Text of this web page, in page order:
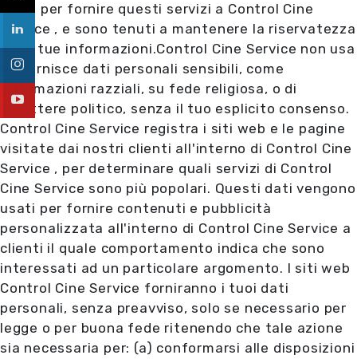
salvo per fornire questi servizi a Control Cine
Service , e sono tenuti a mantenere la riservatezza
delle tue informazioni.Control Cine Service non usa
ne fornisce dati personali sensibili, come
informazioni razziali, su fede religiosa, o di
carattere politico, senza il tuo esplicito consenso.
Control Cine Service registra i siti web e le pagine
visitate dai nostri clienti all'interno di Control Cine
Service , per determinare quali servizi di Control
Cine Service sono più popolari. Questi dati vengono
usati per fornire contenuti e pubblicità
personalizzata all'interno di Control Cine Service a
clienti il quale comportamento indica che sono
interessati ad un particolare argomento. I siti web
Control Cine Service forniranno i tuoi dati
personali, senza preavviso, solo se necessario per
legge o per buona fede ritenendo che tale azione
sia necessaria per: (a) conformarsi alle disposizioni